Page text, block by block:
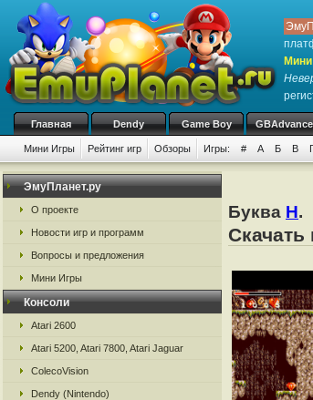
Главная Dendy Game Boy GBAdvance
Мини Игры Рейтинг игр Обзоры Игры: # А Б В
ЭмуПланет.ру
О проекте
Новости игр и программ
Вопросы и предложения
Мини Игры
Консоли
Atari 2600
Atari 5200, Atari 7800, Atari Jaguar
ColecoVision
Dendy (Nintendo)
Буква Н.